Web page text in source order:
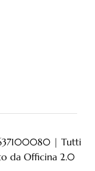
| Tutti
da Officina 2.0